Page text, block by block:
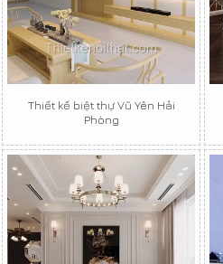
Thiết kế biệt thự Vũ Yên Hải
Phòng